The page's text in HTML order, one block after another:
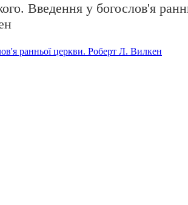
Введення у богослов'я